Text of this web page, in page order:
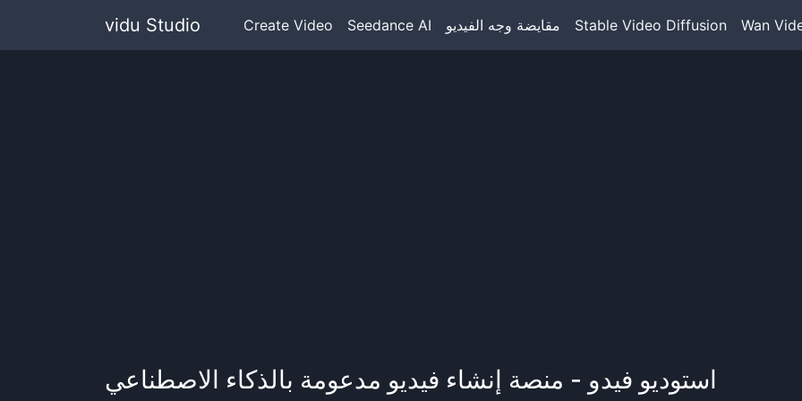
vidu Studio Create Video Seedance AI مقايضة وجه الفيديو Stable Video Diffusion Wan
استوديو فيدو - منصة إنشاء فيديو مدعومة بالذكاء الاصطناعي